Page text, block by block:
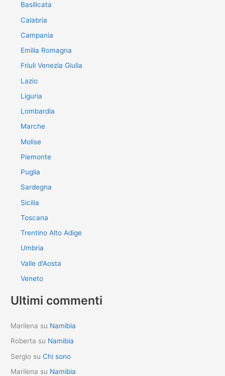
Basilicata
Calabria
Campania
Emilia Romagna
Friuli Venezia Giulia
Lazio
Liguria
Lombardia
Marche
Molise
Piemonte
Puglia
Sardegna
Sicilia
Toscana
Trentino Alto Adige
Umbria
Valle d'Aosta
Veneto
Ultimi commenti
Marilena su Namibia
Roberta su Namibia
Sergio suChi sono
Marilena su Namibia